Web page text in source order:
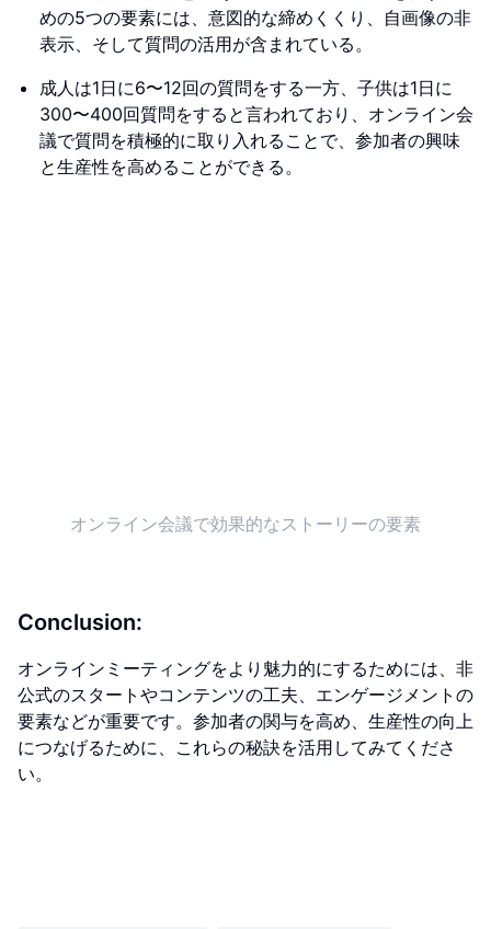
めの5つの要素には、意図的な締めくくり、自画像の非
表示、そして質問の活用が含まれている。
成人は1日に6〜12回の質問をする一方、子供は1日に
300〜400回質問をすると言われており、オンライン会
議で質問を積極的に取り入れることで、参加者の興味
と生産性を高めることができる。
オンライン会議で効果的なストーリーの要素
Conclusion:
オンラインミーティングをより魅力的にするためには、非
公式のスタートやコンテンツの工夫、エンゲージメントの
要素などが重要です。参加者の関与を高め、生産性の向上
につなげるために、これらの秘訣を活用してみてくださ
い。